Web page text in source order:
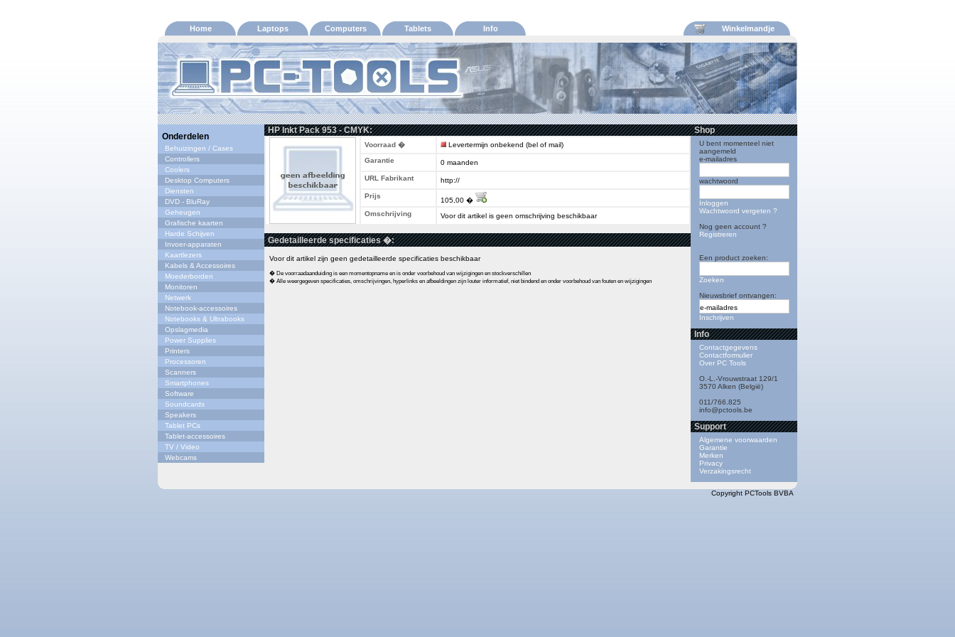
Home Laptops Computers Tablets Info Winkelmandje
Onderdelen
Behuizingen / Cases
Controllers
Coolers
Desktop Computers
Diensten
DVD - BluRay
Geheugen
Grafische kaarten
Harde Schijven
Invoer-apparaten
Kaartlezers
Kabels & Accessoires
Moederborden
Monitoren
Netwerk
Notebook-accessoires
Notebooks & Ultrabooks
Opslagmedia
Power Supplies
Printers
Processoren
Scanners
Smartphones
Software
Soundcards
Speakers
Tablet PCs
Tablet-accessoires
TV / Video
Webcams
HP Inkt Pack 953 - CMYK:
Voorraad �
Levertermijn onbekend (bel of mail)
Garantie
0 maanden
URL Fabrikant
http://
Prijs
105,00 �
Omschrijving
Voor dit artikel is geen omschrijving beschikbaar
Gedetailleerde specificaties �:
Voor dit artikel zijn geen gedetailleerde specificaties beschikbaar
� De voorraadaanduiding is een momentopname en is onder voorbehoud van wijzigingen en stockverschillen
� Alle weergegeven specificaties, omschrijvingen, hyperlinks en afbeeldingen zijn louter informatief, niet bindend en onder voorbehoud van fouten en wijzigingen
Shop
U bent momenteel niet
aangemeld
e-mailadres
wachtwoord
Inloggen
Wachtwoord vergeten ?
Nog geen account ?
Registreren
Een product zoeken:
Zoeken
Nieuwsbrief ontvangen:
Inschrijven
Info
Contactgegevens
Contactformulier
Over PC Tools
O.-L.-Vrouwstraat 129/1
3570 Alken (België)
011/766.825
info@pctools.be
Support
Algemene voorwaarden
Garantie
Merken
Privacy
Verzakingsrecht
Copyright PCTools BVBA